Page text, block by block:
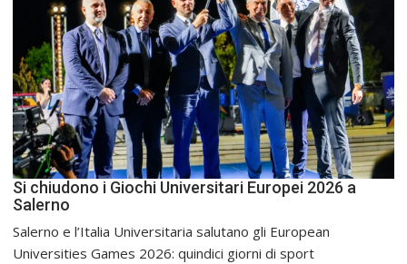
Si chiudono i Giochi Universitari Europei 2026 a
Salerno
Salerno e l’Italia Universitaria salutano gli European
Universities Games 2026: quindici giorni di sport